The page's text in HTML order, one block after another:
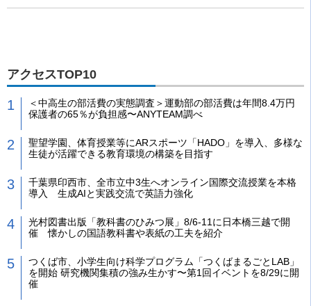
アクセスTOP10
＜中高生の部活費の実態調査＞運動部の部活費は年間8.4万円
保護者の65％が負担感〜ANYTEAM調べ
聖望学園、体育授業等にARスポーツ「HADO」を導入、多様な
生徒が活躍できる教育環境の構築を目指す
千葉県印西市、全市立中3生へオンライン国際交流授業を本格
導入 生成AIと実践交流で英語力強化
光村図書出版「教科書のひみつ展」8/6-11に日本橋三越で開
催 懐かしの国語教科書や表紙の工夫を紹介
つくば市、小学生向け科学プログラム「つくばまるごとLAB」
を開始 研究機関集積の強み生かす〜第1回イベントを8/29に開
催